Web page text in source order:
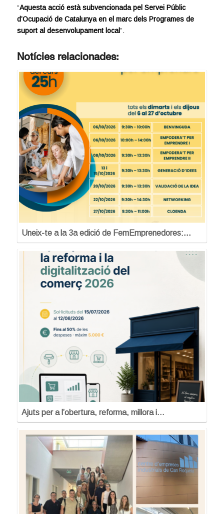
“Aquesta acció està subvencionada pel Servei Públic
d’Ocupació de Catalunya en el marc dels Programes de
suport al desenvolupament local”.
Notícies relacionades:
Uneix-te a la 3a edició de FemEmprenedores:…
Ajuts per a l’obertura, reforma, millora i…